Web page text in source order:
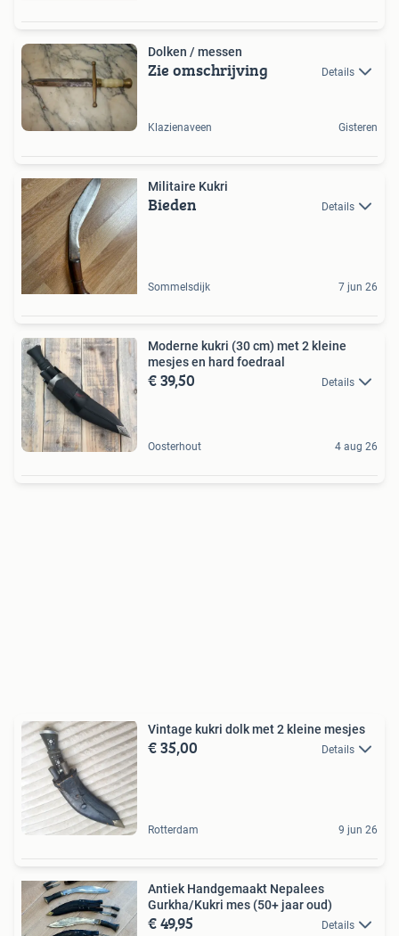
Dolken / messen
Zie omschrijving Details
Klazienaveen Gisteren
Militaire Kukri
Bieden Details
Sommelsdijk 7 jun 26
Moderne kukri (30 cm) met 2 kleine
mesjes en hard foedraal
€ 39,50 Details
Oosterhout 4 aug 26
Vintage kukri dolk met 2 kleine mesjes
€ 35,00 Details
Rotterdam 9 jun 26
Antiek Handgemaakt Nepalees
Gurkha/Kukri mes (50+ jaar oud)
€ 49,95 Details